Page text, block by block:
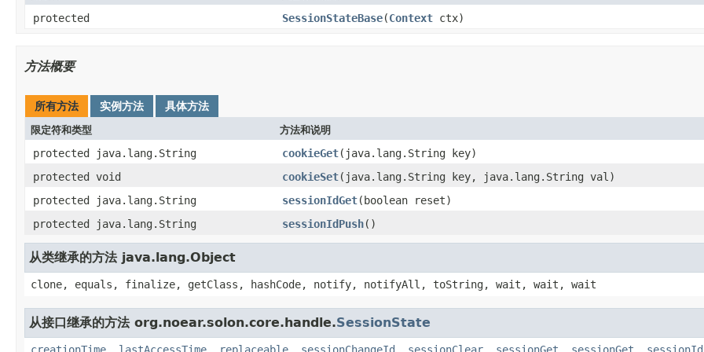
protected SessionStateBase(Context ctx)
方法概要
所有方法 实例方法 具体方法
限定符和类型 方法和说明
protected java.lang.String cookieGet(java.lang.String key)
protected void
cookieSet(java.lang.String key, java.lang.String val)
protected java.lang.String
sessionIdGet(boolean reset)
protected java.lang.String
sessionIdPush()
从类继承的方法 java.lang.Object
clone, equals, finalize, getClass, hashCode, notify, notifyAll, toString, wait, wait, wait
从接口继承的方法 org.noear.solon.core.handle.SessionState
creationTime lastAccessTime replaceable sessionChangeId sessionClear sessionGet sessionGet sessionId